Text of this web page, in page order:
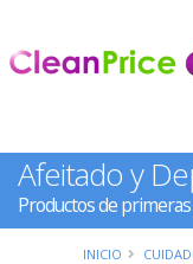
Afeitado y
Productos de
INICIO